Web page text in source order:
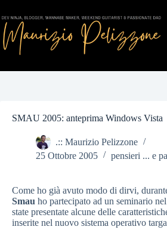
al
contenuto
SMAU 2005: anteprima Windows Vista
.:: Maurizio Pelizzone
25 Ottobre 2005
pensieri ... e
Come ho già avuto modo di dirvi,
Smau ho partecipato ad un seminario
state presentate alcune delle
inserite nel nuovo sistema operativo